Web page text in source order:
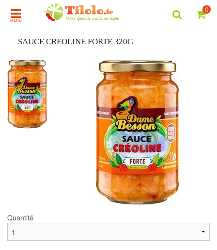
MENU
0
SAUCE CREOLINE FORTE 320G
Quantité